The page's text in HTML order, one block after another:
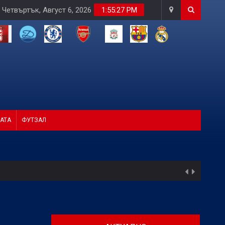
1:55:29 PM
Четвъртък, Август 6, 2026
ФУТЗАЛ